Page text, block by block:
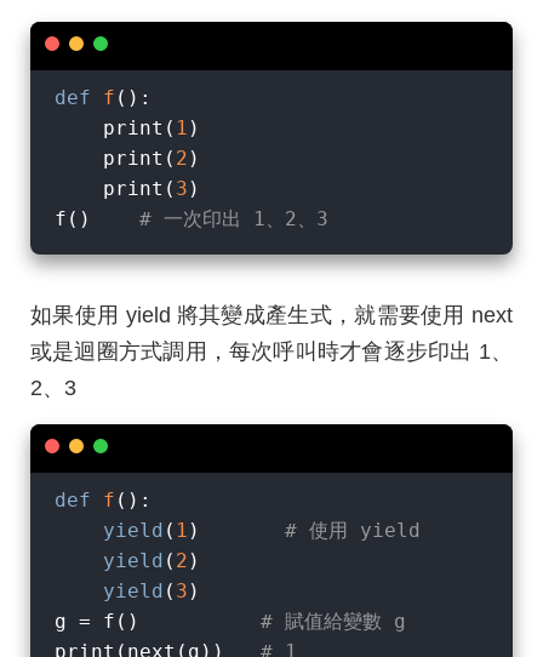
def f ():
    print(
1 )
    print(
2 )
    print(
3 )
f() # 一次印出 1、2、3
如果使用 yield 將其變成產生式，就需要使用 next
或是迴圈方式調用，每次呼叫時才會逐步印出 1、
2、3
def f ():
yield ( 1 ) # 使用 yield
yield ( 2 )
yield ( 3 )
g = f() # 賦值給變數 g
print(next(g)) # 1